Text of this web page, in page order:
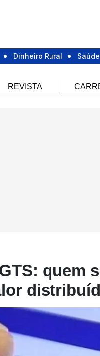
Dinheiro Rural Saúde
REVISTA
quem